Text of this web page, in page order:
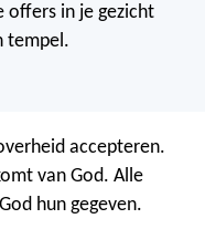
offers in je gezicht
tempel.
accepteren.
van God. Alle
hun gegeven.